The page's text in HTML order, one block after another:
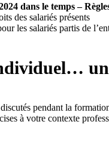
dans le temps –
des salariés présents
les salariés partis de
pendant la
à votre contexte